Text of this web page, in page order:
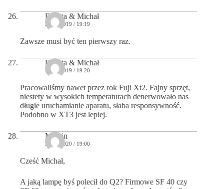
Dorota & Michał
20/12/2019 / 19:19
Zawsze musi być ten pierwszy raz.
Dorota & Michał
20/12/2019 / 19:20
Pracowaliśmy nawet przez rok Fuji Xt2. Fajny sprzęt,
niestety w wysokich temperaturach denerwowało nas
długie uruchamianie aparatu, słaba responsywność.
Podobno w XT3 jest lepiej.
Marcin
29/01/2020 / 19:00
Cześć Michał,
A jaką lampę byś polecił do Q2? Firmowe SF 40 czy